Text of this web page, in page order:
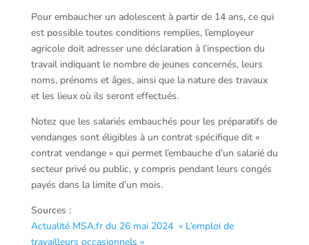
Pour embaucher un adolescent à partir de 14 ans, ce qui
est possible toutes conditions remplies, l’employeur
agricole doit adresser une déclaration à l’inspection du
travail indiquant le nombre de jeunes concernés, leurs
noms, prénoms et âges, ainsi que la nature des travaux
et les lieux où ils seront effectués.
Notez que les salariés embauchés pour les préparatifs de
vendanges sont éligibles à un contrat spécifique dit «
contrat vendange » qui permet l’embauche d’un salarié du
secteur privé ou public, y compris pendant leurs congés
payés dans la limite d’un mois.
Sources :
Actualité MSA.fr du 26 mai 2024 « L’emploi de
travailleurs occasionnels »